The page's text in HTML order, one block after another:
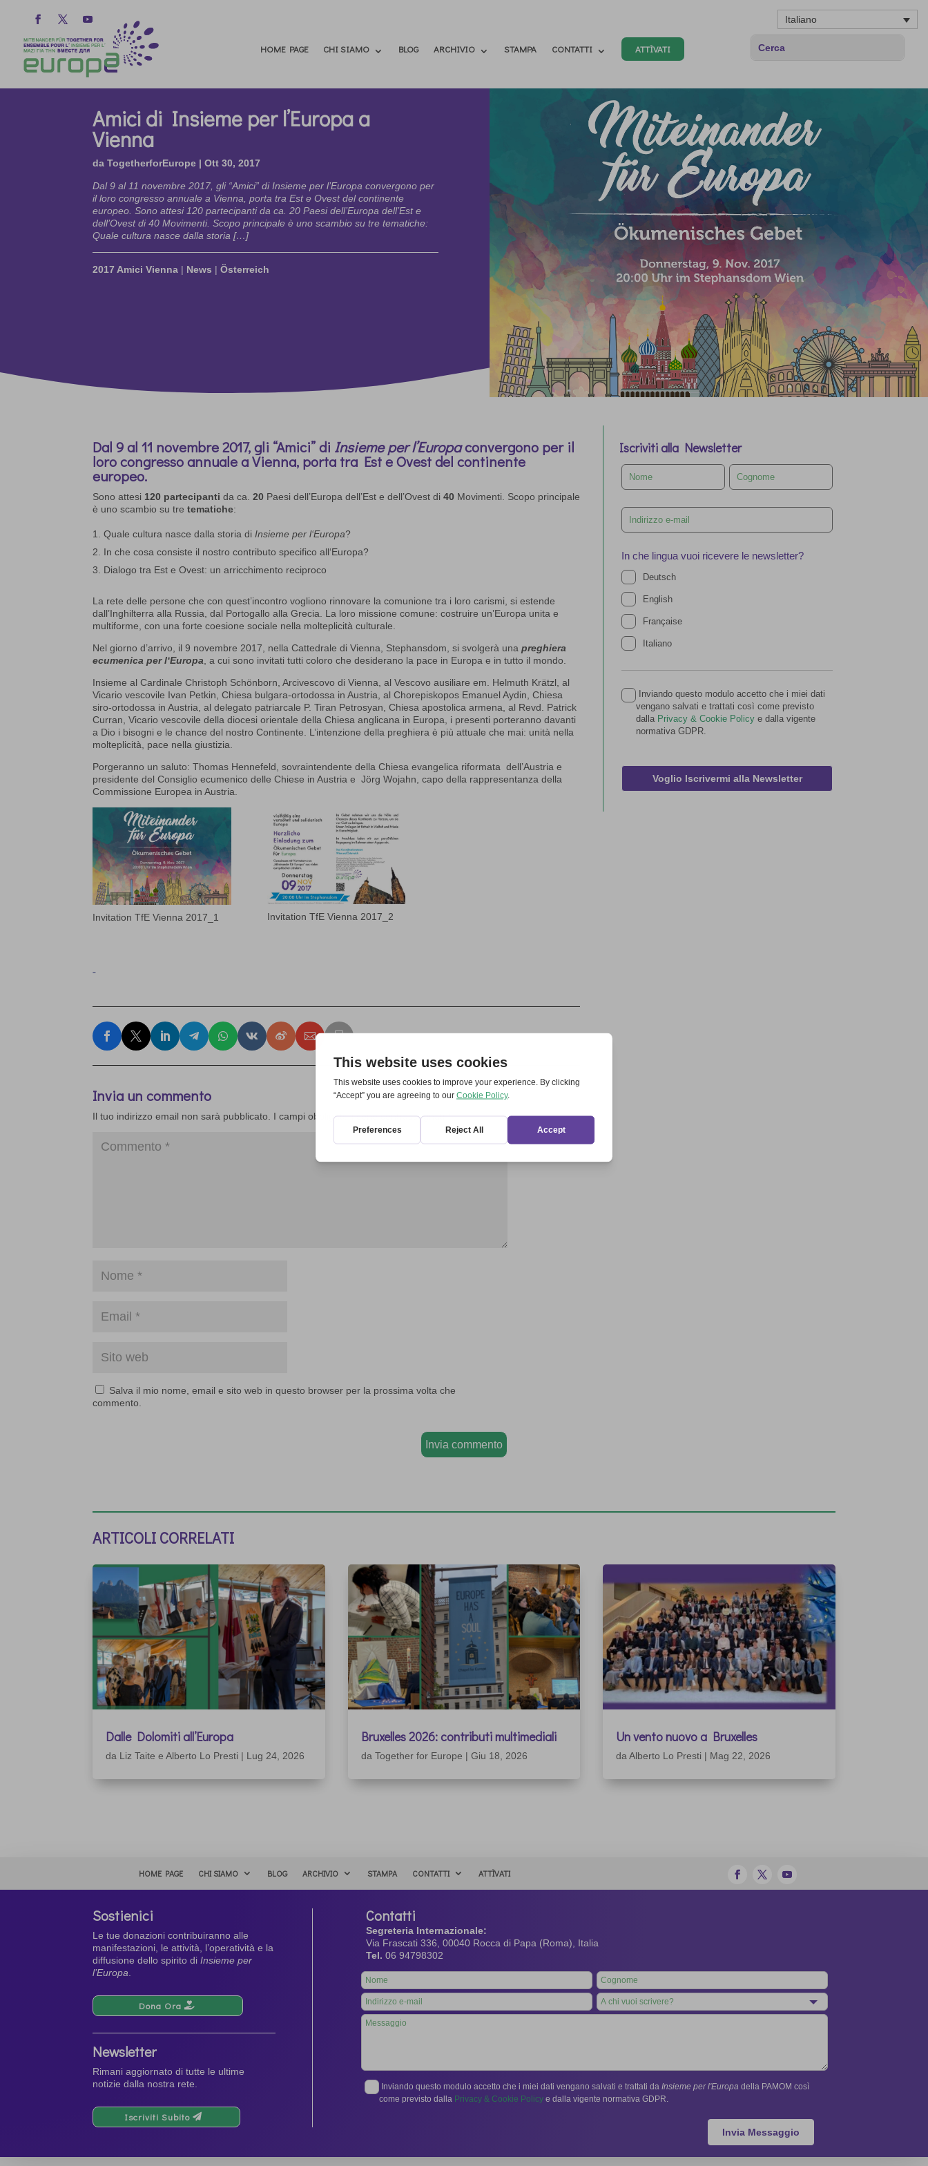
Italiano
HOME PAGE CHI SIAMO BLOG ARCHIVIO STAMPA CONTATTI ATTÌVATI
Amici di Insieme per l’Europa a
Vienna
daTogetherforEurope |Ott 30, 2017
Dal 9 al 11 novembre 2017, gli “Amici” di Insieme per l’Europa convergono per
il loro congresso annuale a Vienna, porta tra Est e Ovest del continente
europeo. Sono attesi 120 partecipanti da ca. 20 Paesi dell’Europa dell’Est e
dell’Ovest di 40 Movimenti. Scopo principale è uno scambio su tre tematiche:
Quale cultura nasce dalla storia […]
2017 Amici Vienna | News |Österreich
Dal 9 al 11 novembre 2017, gli “Amici” di Insieme per l’Europaconvergono per il
loro congresso annuale a Vienna, porta tra Est e Ovest del continente
europeo.
Sono attesi 120 partecipantida ca.20 Paesi dell’Europa dell’Est e dell’Ovest di40 Movimenti. Scopo principale
è uno scambio su tretematiche:
Quale cultura nasce dalla storia di Insieme per l‘Europa?
In che cosa consiste il nostro contributo specifico all‘Europa?
Dialogo tra Est e Ovest: un arricchimento reciproco
La rete delle persone che con quest’incontro vogliono rinnovare la comunione tra i loro carismi, si estende
dall’Inghilterra alla Russia, dal Portogallo alla Grecia. La loro missione comune: costruire un’Europa unita e
multiforme, con una forte coesione sociale nella molteplicità culturale.
Nel giorno d’arrivo, il 9 novembre 2017, nella Cattedrale di Vienna, Stephansdom, si svolgerà unapreghiera
ecumenica per l‘Europa , a cui sono invitati tutti coloro che desiderano la pace in Europa e in tutto il mondo.
Insieme al Cardinale Christoph Schönborn, Arcivescovo di Vienna, al Vescovo ausiliare em. Helmuth Krätzl, al
Vicario vescovile Ivan Petkin, Chiesa bulgara-ortodossa in Austria, al Chorepiskopos Emanuel Aydin, Chiesa
siro-ortodossa in Austria, al delegato patriarcale P. Tiran Petrosyan, Chiesa apostolica armena, al Revd. Patrick
Curran, Vicario vescovile della diocesi orientale della Chiesa anglicana in Europa, i presenti porteranno davanti
a Dio i bisogni e le chance del nostro Continente. L’intenzione della preghiera è più attuale che mai: unità nella
molteplicità, pace nella giustizia.
Porgeranno un saluto: Thomas Hennefeld, sovraintendente della Chiesa evangelica riformata dell’Austria e
presidente del Consiglio ecumenico delle Chiese in Austria e Jörg Wojahn, capo della rappresentanza della
Commissione Europea in Austria.
Invitation TfE Vienna 2017_1 Invitation TfE Vienna 2017_2
Invia un commento
Il tuo indirizzo email non sarà pubblicato. I campi obbligatori sono contrassegnati
Salva il mio nome, email e sito web in questo browser per la prossima volta che
commento.
Invia commento
Iscriviti alla Newsletter
Leave
this
field
In che lingua vuoi ricevere le newsletter?
Deutsch
English
Française
Italiano
Inviando questo modulo accetto che i miei dati
vengano salvati e trattati così come previsto
dalla Privacy & Cookie Policy e dalla vigente
normativa GDPR.
Voglio Iscrivermi alla Newsletter
ARTICOLI CORRELATI
Dalle Dolomiti all’Europa
da Liz Taite e Alberto Lo Presti | Lug 24, 2026
Bruxelles 2026: contributi multimediali
da Together for Europe | Giu 18, 2026
Un vento nuovo a Bruxelles
daAlberto Lo Presti | Mag 22, 2026
HOME PAGE CHI SIAMO BLOG ARCHIVIO STAMPA CONTATTI ATTÌVATI
Sostienici
Le tue donazioni contribuiranno alle
manifestazioni, le attività, l’operatività e la
diffusione dello spirito diInsieme per
l’Europa
Dona Ora
Newsletter
Rimani aggiornato di tutte le ultime
notizie dalla nostra rete.
Iscriviti Subito
Contatti
Segreteria Internazionale:
Via Frascati 336, 00040 Rocca di Papa (Roma), Italia
Tel. 06 94798302
Leave
this
field
blank
Inviando questo modulo accetto che i miei dati vengano salvati e trattati da Insieme per l'Europa della PAMOM così
come previsto dalla Privacy & Cookie Policye dalla vigente normativa GDPR.
Invia Messaggio